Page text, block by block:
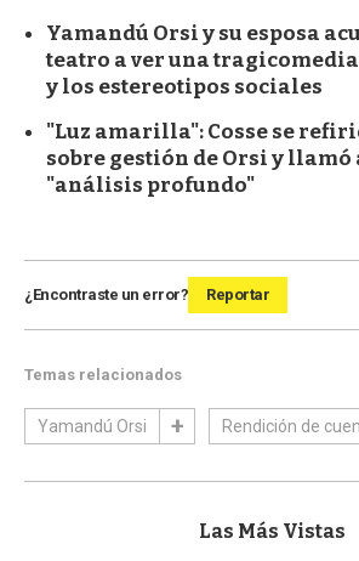
Yamandú Orsi y su esposa
teatro a ver una
y los estereotipos sociales
"Luz amarilla": Cosse se
sobre gestión de Orsi y llamó
"análisis profundo"
¿Encontraste un error? Reportar
Temas relacionados
Yamandú Orsi Rendición de
Las Más Vistas